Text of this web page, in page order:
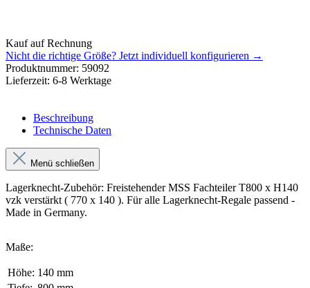
Kauf auf Rechnung
Nicht die richtige Größe? Jetzt individuell konfigurieren →
Produktnummer: 59092
Lieferzeit: 6-8 Werktage
Beschreibung
Technische Daten
Menü schließen
Lagerknecht-Zubehör: Freistehender MSS Fachteiler T800 x H140
vzk verstärkt ( 770 x 140 ). Für alle Lagerknecht-Regale passend -
Made in Germany.
Maße:
Höhe: 140 mm